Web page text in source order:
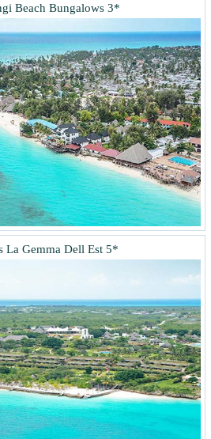
Beach Bungalows 3*
La Gemma Dell Est 5*